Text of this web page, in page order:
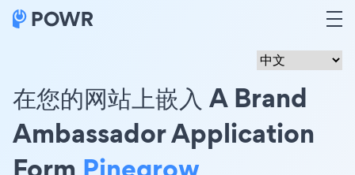
在您的网站上嵌入 A Brand
Ambassador Application